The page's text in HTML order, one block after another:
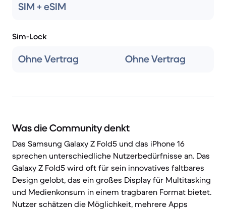
SIM + eSIM
Sim-Lock
Ohne Vertrag Ohne Vertrag
Was die Community denkt
Das Samsung Galaxy Z Fold5 und das iPhone 16
sprechen unterschiedliche Nutzerbedürfnisse an. Das
Galaxy Z Fold5 wird oft für sein innovatives faltbares
Design gelobt, das ein großes Display für Multitasking
und Medienkonsum in einem tragbaren Format bietet.
Nutzer schätzen die Möglichkeit, mehrere Apps